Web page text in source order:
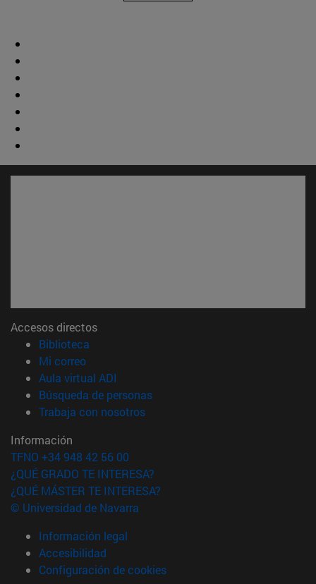
Accesos directos
Biblioteca
Mi correo(abre en nueva ventana)
Aula virtual ADI
Búsqueda de personas(abre en nueva ventana)
Trabaja con nosotros(abre en nueva ventana)
Información
TFNO +34 948 42 56 00
¿QUÉ GRADO TE INTERESA?
¿QUÉ MÁSTER TE INTERESA?
© Universidad de Navarra
Información legal
Accesibilidad
Configuración de cookies